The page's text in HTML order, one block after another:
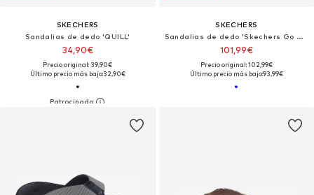
SKECHERS
Sandalias de dedo 'QUILL'
34,90€
Precio original: 39,90€
Último precio más bajo:32,90€
SKECHERS
Sandalias de dedo 'Skechers Go Consistent Sandal 2.0 - Ca'
101,99€
Precio original: 102,99€
Último precio más bajo:93,99€